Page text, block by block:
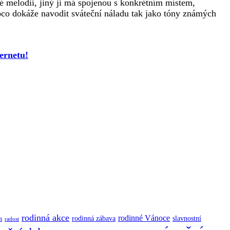
melodii, jiný ji má spojenou s konkrétním místem,
dokáže navodit sváteční náladu tak jako tóny známých
radost rodinná akce rodinná zábava rodinné Vánoce slavnostní